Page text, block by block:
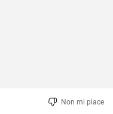
Non mi piace